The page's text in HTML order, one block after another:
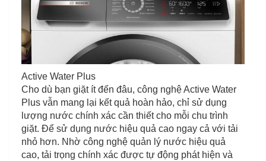
Active Water Plus
Cho dù bạn giặt ít đến đâu, công nghệ Active Water
Plus vẫn mang lại kết quả hoàn hảo, chỉ sử dụng
lượng nước chính xác cần thiết cho mỗi chu trình
giặt. Để sử dụng nước hiệu quả cao ngay cả với tải
nhỏ hơn. Nhờ công nghệ quản lý nước hiệu quả
cao, tải trọng chính xác được tự động phát hiện và